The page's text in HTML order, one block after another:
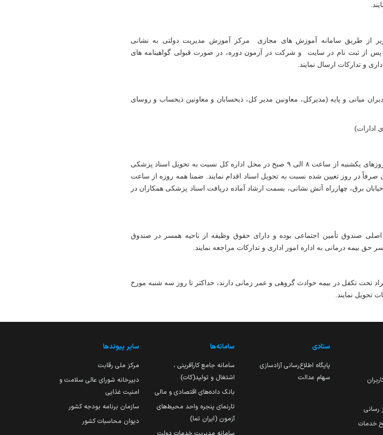
از طریق سامانه آموزش های مجازی مرکز آموزش مدیریت دولتی به نشانی
از ثبت نام در سایت و شرکت در آزمون دوره، در صورت قبولی گواهینامه های
و تدارکات ارسال نمایند.
میانی و پایه (مدیرکل، معاونین مدیر کل، ذیحسابان و معاونین ذیحساب و روسای
ادارات)
یکشنبه از ساعت ۸ الی ۹ صبح در محل اداره کل نسبت به تحویل اسناد پزشکی
صرفاً در روز تعیین شده نسبت به تحویل اسناد اقدام نمایند. ضمنا همه روزه از ساعت
برق، چهارراه آتش نشانی، بسمت ارشاد آماده دریافت اسناد پزشکی همکاران در
صندوق تأمین اجتماعی بوده و دارای حقوق وظیفه از ناحیه همسر در صندوق
بیمه درمانی به اداره امور اداری و تدارکات مراجعه نمایند.
تحت تکفل در بیمه حوادث گروهی و عمر زمانی دارند، حداکثر تا روز سه شنبه مورخ
تحویل نمایند.
رسانی
خدمات
ستادی
پایگاه اطلاع‌رسانی آزادسازی
سهام عدالت
سامانه‌ها
سامانه جامع کارآفرینی ،
اشتغال و تولید(کات)
بانک داده‌های اقتصادی و مالی
تارنمای پنجره واحد محیط‌های
آزمون (ایران تما)
سایر پیوندها
مرکز ملی رقابت
دبیرخانه شورای عالی سلامت و
امنیت غذایی
سازمان برنامه بودجه کشور
دیوان محاسبات کشور